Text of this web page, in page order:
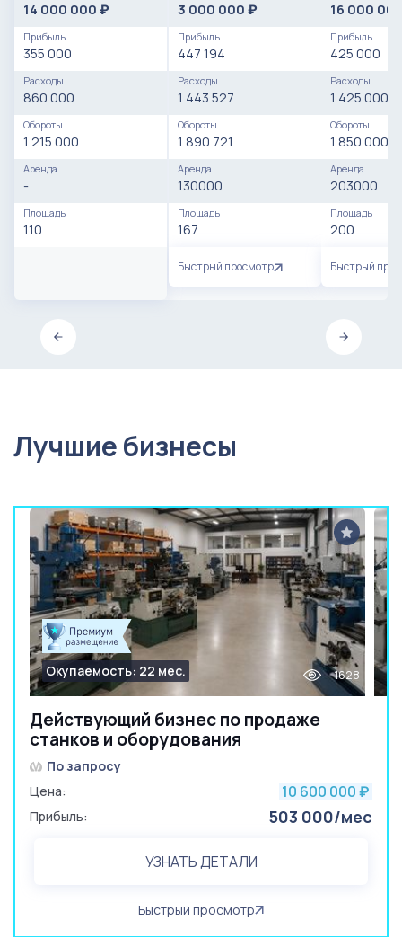
14 000 000 ₽
Прибыль
355 000
Расходы
860 000
Обороты
1 215 000
Аренда
-
Площадь
110
3 000 000 ₽
Прибыль
447 194
Расходы
1 443 527
Обороты
1 890 721
Аренда
130000
Площадь
167
Быстрый просмотр
16 000
Прибыль
425 000
Расходы
1 425 000
Обороты
1 850 000
Аренда
203000
Площадь
200
Быстрый
Лучшие бизнесы
Действующий бизнес по продаже
станков и оборудования
Окупаемость: 22 мес. 1628
По запросу
Цена:
10 600 000 ₽
Прибыль: 503 000/мес
УЗНАТЬ ДЕТАЛИ
Быстрый просмотр